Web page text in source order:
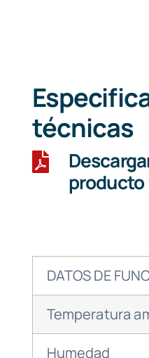
técnicas
producto
DATOS DE
Temperatura
Humedad